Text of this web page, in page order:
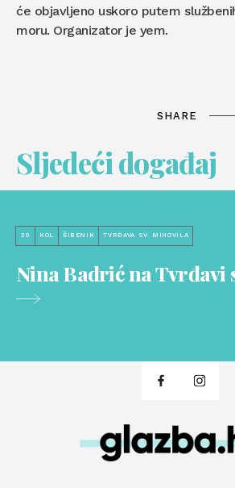
će objavljeno uskoro putem
moru. Organizator je yem.
SHARE
Sljedeći događaj
20 KOL ŠIBENIK TVRĐAVA SV. MIHOVILA
Nina Badrić na Tvrđavi